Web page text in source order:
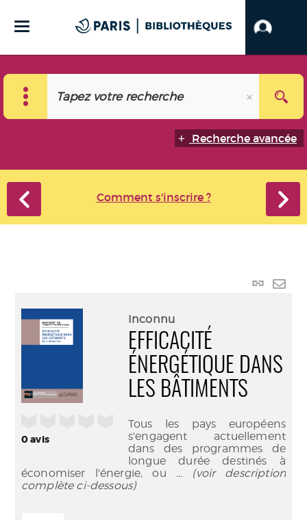
Recherche avancée
Comment s'inscrire ?
Lien
0avis
Inconnu
EFFICACITÉ
ÉNERGÉTIQUE DANS
LES BÂTIMENTS
Tous les pays européens
s'engagent actuellement
dans des programmes de
longue durée destinés à
économiser l'énergie, ou ... (voir description
complète ci-dessous)